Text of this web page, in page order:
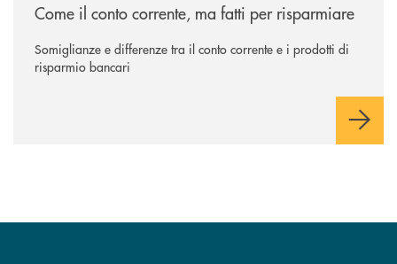
Come il conto corrente, ma fatti per risparmiare
Somiglianze e differenze tra il conto corrente e i prodotti di
risparmio bancari